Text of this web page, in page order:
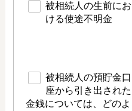
被相続人の生前にお
ける使途不明金
被相続人の預貯金口
座から引き出された
金銭については、どのよ